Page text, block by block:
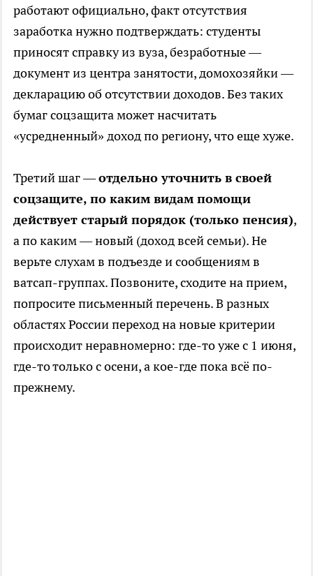
работают официально, факт отсутствия
заработка нужно подтверждать: студенты
приносят справку из вуза, безработные —
документ из центра занятости, домохозяйки —
декларацию об отсутствии доходов. Без таких
бумаг соцзащита может насчитать
«усредненный» доход по региону, что еще хуже.
Третий шаг —отдельно уточнить в своей
соцзащите, по каким видам помощи
действует старый порядок (только пенсия),
а по каким — новый (доход всей семьи). Не
верьте слухам в подъезде и сообщениям в
ватсап-группах. Позвоните, сходите на прием,
попросите письменный перечень. В разных
областях России переход на новые критерии
происходит неравномерно: где-то уже с 1 июня,
где-то только с осени, а кое-где пока всё по-
прежнему.